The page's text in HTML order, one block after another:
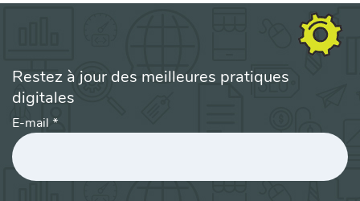
Restez à jour des meilleures pratiques
digitales
E-mail *